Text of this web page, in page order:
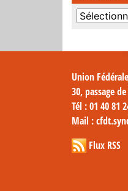
Archives
Union
30, passage de
Tél : 01 40 81
Mail :
Flux RSS